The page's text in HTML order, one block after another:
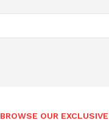
BROWSE OUR